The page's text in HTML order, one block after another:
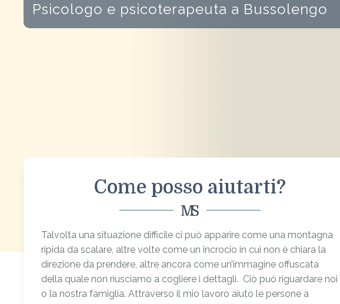
Psicologo e psicoterapeuta a Bussolengo
Come posso aiutarti?
Talvolta una situazione difficile ci può apparire come una montagna
ripida da scalare, altre volte come un incrocio in cui non è chiara la
direzione da prendere, altre ancora come un’immagine offuscata
della quale non riusciamo a cogliere i dettagli. Ciò può riguardare noi
o la nostra famiglia. Attraverso il mio lavoro aiuto le persone a